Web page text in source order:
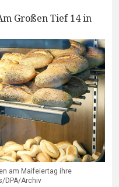
Großen Tief 14 in
am Maifeiertag ihre
DPA/Archiv